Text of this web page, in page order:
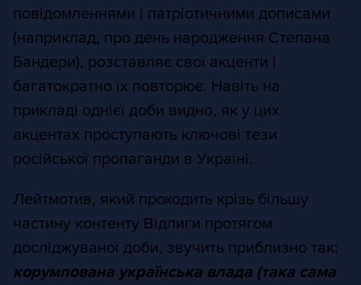
повідомленнями і патріотичними дописами
(наприклад, про день народження Степана
Бандери), розставляє свої акценти і
багатократно їх повторює. Навіть на
прикладі однієї доби видно, як у цих
акцентах проступають ключові тези
російської пропаганди в Україні.
Лейтмотив, який проходить крізь більшу
частину контенту Відлиги протягом
досліджуваної доби, звучить приблизно так:
корумпована українська влада (така сама